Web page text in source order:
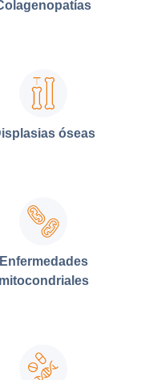
óseas
Enfermedades
mitocondriales